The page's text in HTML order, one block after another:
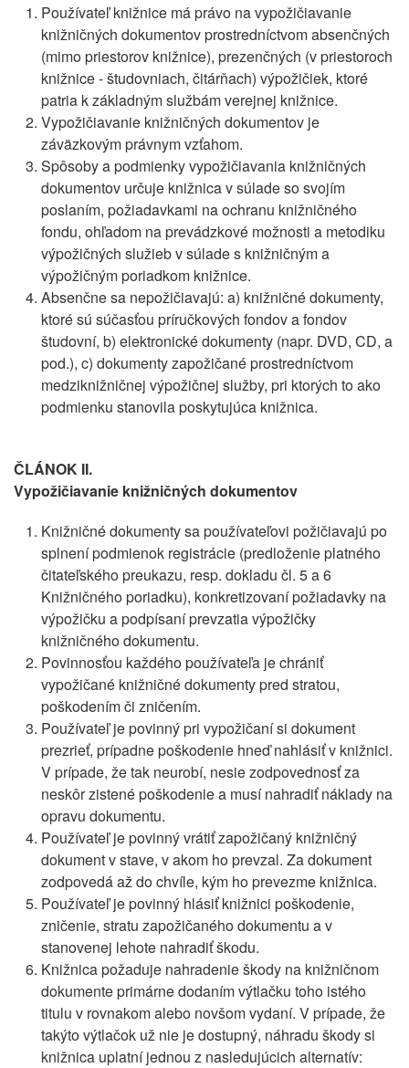
Používateľ knižnice má právo na vypožičiavanie
knižničných dokumentov prostredníctvom absenčných
(mimo priestorov knižnice), prezenčných (v priestoroch
knižnice - študovniach, čitárňach) výpožičiek, ktoré
patria k základným službám verejnej knižnice.
Vypožičiavanie knižničných dokumentov je
záväzkovým právnym vzťahom.
Spôsoby a podmienky vypožičiavania knižničných
dokumentov určuje knižnica v súlade so svojím
poslaním, požiadavkami na ochranu knižničného
fondu, ohľadom na prevádzkové možnosti a metodiku
výpožičných služieb v súlade s knižničným a
výpožičným poriadkom knižnice.
Absenčne sa nepožičiavajú: a) knižničné dokumenty,
ktoré sú súčasťou príručkových fondov a fondov
študovní, b) elektronické dokumenty (napr. DVD, CD, a
pod.), c) dokumenty zapožičané prostredníctvom
medziknižničnej výpožičnej služby, pri ktorých to ako
podmienku stanovila poskytujúca knižnica.
ČLÁNOK II.
Vypožičiavanie knižničných dokumentov
Knižničné dokumenty sa používateľovi požičiavajú po
splnení podmienok registrácie (predloženie platného
čitateľského preukazu, resp. dokladu čl. 5 a 6
Knižničného poriadku), konkretizovaní požiadavky na
výpožičku a podpísaní prevzatia výpožičky
knižničného dokumentu.
Povinnosťou každého používateľa je chrániť
vypožičané knižničné dokumenty pred stratou,
poškodením či zničením.
Používateľ je povinný pri vypožičaní si dokument
prezrieť, prípadne poškodenie hneď nahlásiť v knižnici.
V prípade, že tak neurobí, nesie zodpovednosť za
neskôr zistené poškodenie a musí nahradiť náklady na
opravu dokumentu.
Používateľ je povinný vrátiť zapožičaný knižničný
dokument v stave, v akom ho prevzal. Za dokument
zodpovedá až do chvíle, kým ho prevezme knižnica.
Používateľ je povinný hlásiť knižnici poškodenie,
zničenie, stratu zapožičaného dokumentu a v
stanovenej lehote nahradiť škodu.
Knižnica požaduje nahradenie škody na knižničnom
dokumente primárne dodaním výtlačku toho istého
titulu v rovnakom alebo novšom vydaní. V prípade, že
takýto výtlačok už nie je dostupný, náhradu škody si
knižnica uplatní jednou z nasledujúcich alternatív: